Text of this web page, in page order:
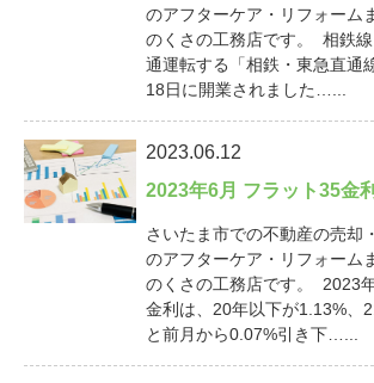
のアフターケア・リフォーム
のくさの工務店です。 相鉄
通運転する「相鉄・東急直通
18日に開業されました…...
2023.06.12
2023年6月 フラット35金
さいたま市での不動産の売却
のアフターケア・リフォーム
のくさの工務店です。 2023
金利は、20年以下が1.13%、
と前月から0.07%引き下…...